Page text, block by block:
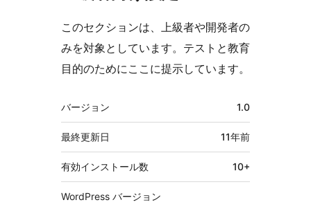
このセクションは、上級者や開発者の
みを対象としています。テストと教育
目的のためにここに提示しています。
メ
タ
バージョン 1.0
最終更新日 11年前
有効インストール数 10+
WordPress バージョン